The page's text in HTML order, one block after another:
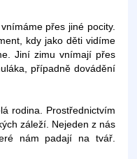
přes jiné pocity.
kdy jako děti vidíme
Jiní zimu vnímají přes
případně dovádění
rodina. Prostřednictvím
záleží. Nejeden z nás
nám padají na tvář.